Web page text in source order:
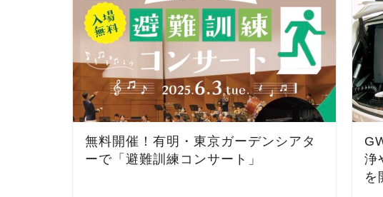
無料開催！有明・東京ガーデンシアタ
ーで「避難訓練コンサート」
浄
を